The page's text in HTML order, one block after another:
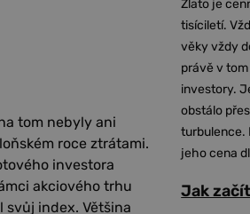
tom nebyly ani
roce ztrátami.
investora
akciového trhu
svůj index. Většina
Zlato je
tisíciletí.
věky vždy
právě v
investory.
obstálo
turbulence.
jeho cena
Jak